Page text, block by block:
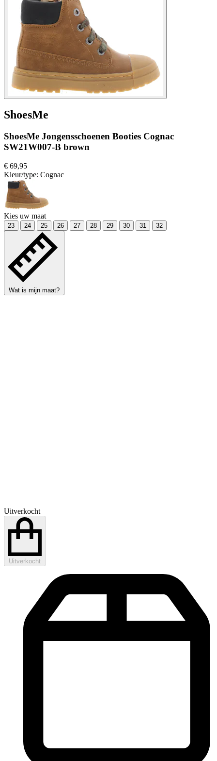
ShoesMe
ShoesMe Jongensschoenen Booties Cognac
SW21W007-B brown
€ 69,95
Kleur/type: Cognac
Kies uw maat
23 24 25 26 27 28 29 30 31 32
Wat is mijn maat?
Uitverkocht
Uitverkocht